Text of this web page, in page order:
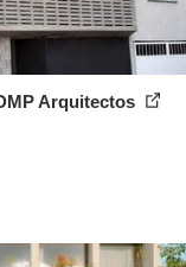
Arquitectos